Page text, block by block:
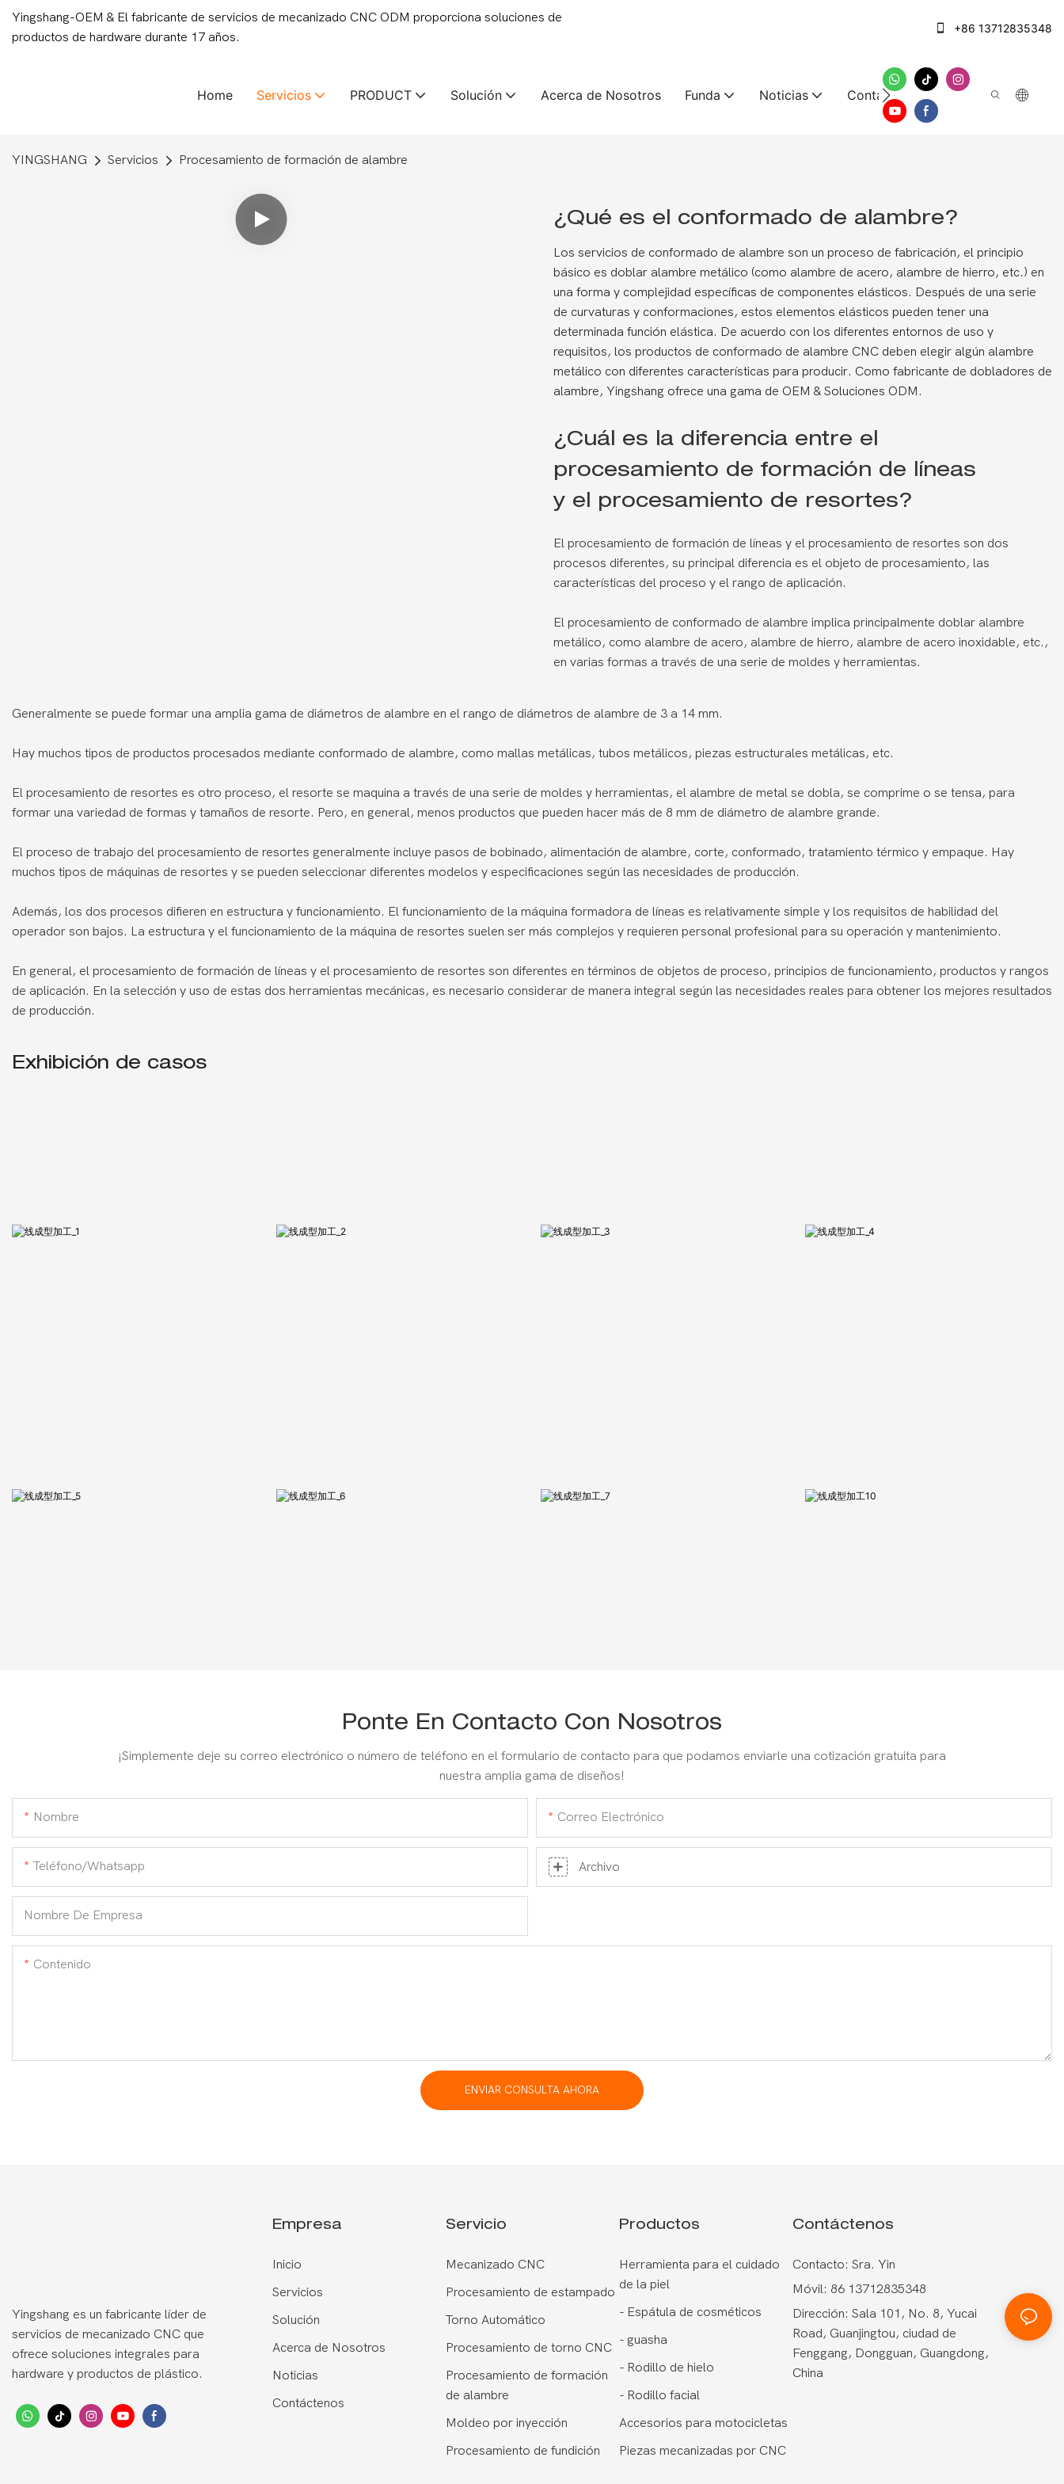
Yingshang-OEM & El fabricante de servicios de mecanizado CNC ODM proporciona soluciones de
productos de hardware durante 17 años.
+86 13712835348
Home Servicios PRODUCT Solución Acerca de Nosotros Funda Noticias Contáctenos
YINGSHANG Servicios Procesamiento de formación de alambre
¿Qué es el conformado de alambre?
Los servicios de conformado de alambre son un proceso de fabricación, el principio
básico es doblar alambre metálico (como alambre de acero, alambre de hierro, etc.) en
una forma y complejidad específicas de componentes elásticos. Después de una serie
de curvaturas y conformaciones, estos elementos elásticos pueden tener una
determinada función elástica. De acuerdo con los diferentes entornos de uso y
requisitos, los productos de conformado de alambre CNC deben elegir algún alambre
metálico con diferentes características para producir. Como fabricante de dobladores de
alambre, Yingshang ofrece una gama de OEM & Soluciones ODM.
¿Cuál es la diferencia entre el
procesamiento de formación de líneas
y el procesamiento de resortes?
El procesamiento de formación de líneas y el procesamiento de resortes son dos
procesos diferentes, su principal diferencia es el objeto de procesamiento, las
características del proceso y el rango de aplicación.
El procesamiento de conformado de alambre implica principalmente doblar alambre
metálico, como alambre de acero, alambre de hierro, alambre de acero inoxidable, etc.,
en varias formas a través de una serie de moldes y herramientas.
Generalmente se puede formar una amplia gama de diámetros de alambre en el rango de diámetros de alambre de 3 a 14 mm.
Hay muchos tipos de productos procesados ​​mediante conformado de alambre, como mallas metálicas, tubos metálicos, piezas estructurales metálicas, etc.
El procesamiento de resortes es otro proceso, el resorte se maquina a través de una serie de moldes y herramientas, el alambre de metal se dobla, se comprime o se tensa, para
formar una variedad de formas y tamaños de resorte. Pero, en general, menos productos que pueden hacer más de 8 mm de diámetro de alambre grande.
El proceso de trabajo del procesamiento de resortes generalmente incluye pasos de bobinado, alimentación de alambre, corte, conformado, tratamiento térmico y empaque. Hay
muchos tipos de máquinas de resortes y se pueden seleccionar diferentes modelos y especificaciones según las necesidades de producción.
Además, los dos procesos difieren en estructura y funcionamiento. El funcionamiento de la máquina formadora de líneas es relativamente simple y los requisitos de habilidad del
operador son bajos. La estructura y el funcionamiento de la máquina de resortes suelen ser más complejos y requieren personal profesional para su operación y mantenimiento.
En general, el procesamiento de formación de líneas y el procesamiento de resortes son diferentes en términos de objetos de proceso, principios de funcionamiento, productos y rangos
de aplicación. En la selección y uso de estas dos herramientas mecánicas, es necesario considerar de manera integral según las necesidades reales para obtener los mejores resultados
de producción.
Exhibición de casos
Ponte En Contacto Con Nosotros
¡Simplemente deje su correo electrónico o número de teléfono en el formulario de contacto para que podamos enviarle una cotización gratuita para
nuestra amplia gama de diseños!
Nombre Correo Electrónico
Teléfono/whatsapp Archivo
Nombre De Empresa
Contenido
ENVIAR CONSULTA AHORA
Yingshang es un fabricante líder de
servicios de mecanizado CNC que
ofrece soluciones integrales para
hardware y productos de plástico.
Empresa
Inicio
Servicios
Solución
Acerca de Nosotros
Noticias
Contáctenos
Servicio
Mecanizado CNC
Procesamiento de estampado
Torno Automático
Procesamiento de torno CNC
Procesamiento de formación
de alambre
Moldeo por inyección
Procesamiento de fundición
Productos
Herramienta para el cuidado
de la piel
-Espátula de cosméticos
-guasha
-Rodillo de hielo
-Rodillo facial
Accesorios para motocicletas
Piezas mecanizadas por CNC
Contáctenos
Contacto: Sra. Yin
Móvil: 86 13712835348
Dirección: Sala 101, No. 8, Yucai
Road, Guanjingtou, ciudad de
Fenggang, Dongguan, Guangdong,
China